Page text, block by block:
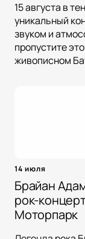
15 августа в
уникальный
звуком и
пропустите
живописном
14 июля
Брайан
рок-
Моторпарк